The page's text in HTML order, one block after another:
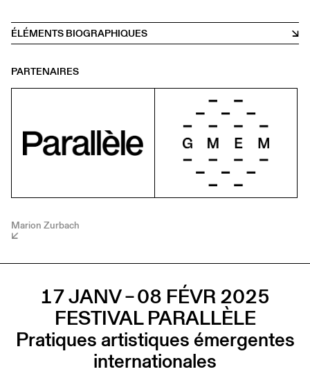
ÉLÉMENTS BIOGRAPHIQUES
PARTENAIRES
Marion Zurbach
17 JANV – 08 FÉVR 2025
FESTIVAL PARALLÈLE
Pratiques artistiques émergentes
internationales